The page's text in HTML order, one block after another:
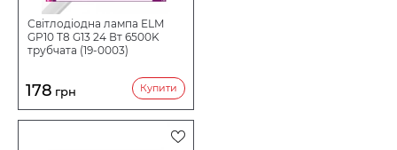
Світлодіодна лампа ELM
GP10 T8 G13 24 Вт 6500K
трубчата (19-0003)
178 грн Купити